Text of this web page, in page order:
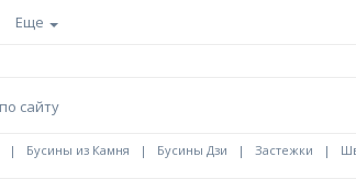
Еще
| Бусины из Камня | Бусины Дзи | Застежки |